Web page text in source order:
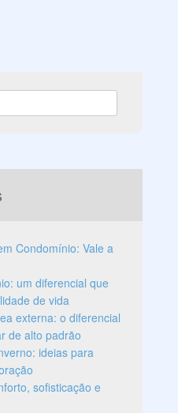
Condomínio: Vale a
um diferencial que
de vida
externa: o diferencial
de alto padrão
ideias para
sofisticação e